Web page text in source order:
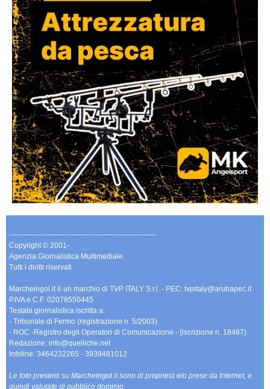
-------------------------------------------------------------
Copyright © 2001-
Agenzia Giornalistica Multimediale.
Tutti i diritti riservati.
Marcheingol.it è un marchio di TVP ITALY S.r.l. - PEC: tvpitaly@arubapec.it
P.IVA e C.F. 02078550445
Testata giornalistica iscritta a:
- Tribunale di Fermo (registrazione n. 5/2003)
- ROC -Registro degli Operatori di Comunicazione - (iscrizione n. 18487)
Redazione: info@quelliche.net
Infoline: 3464232265 - 3939481012
Le foto presenti su Marcheingol.it sono di proprietà e/o prese da Internet, e
quindi valutate di pubblico dominio.